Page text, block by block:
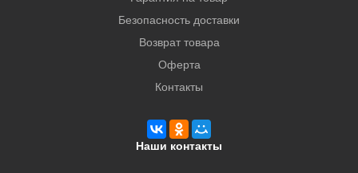
Безопасность доставки
Возврат товара
Оферта
Контакты
Наши контакты